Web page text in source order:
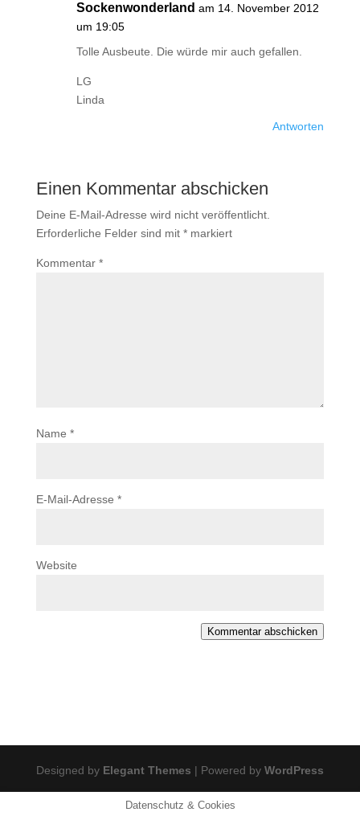
Sockenwonderland am 14. November 2012
um 19:05
Tolle Ausbeute. Die würde mir auch gefallen.
LG
Linda
Antworten
Einen Kommentar abschicken
Deine E-Mail-Adresse wird nicht veröffentlicht.
Erforderliche Felder sind mit *markiert
Kommentar *
Name *
E-Mail-Adresse *
Website
Kommentar abschicken
Designed by Elegant Themes | Powered by WordPress
Datenschutz & Cookies